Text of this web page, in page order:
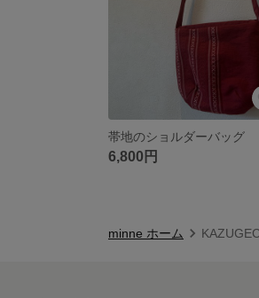
帯地のショルダーバッグ
6,800円
minne ホーム